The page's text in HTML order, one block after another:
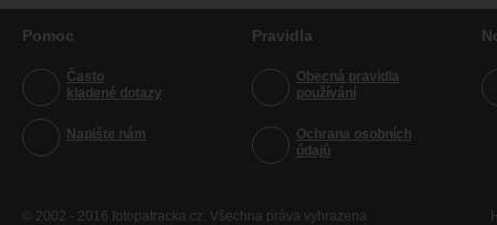
Pomoc
Často
kladené dotazy
Napište nám
Pravidla
Obecná pravidla
používání
Ochrana osobních
údajů
© 2002 - 2016 fotopatracka.cz. Všechna práva vyhrazena